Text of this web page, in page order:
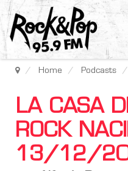
Home Podcasts
LA CASA
ROCK
13/12/